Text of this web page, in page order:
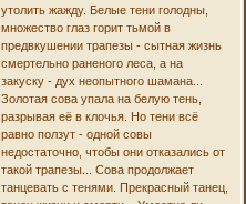
утолить жажду. Белые тени голодны,
множество глаз горит тьмой в
предвкушении трапезы - сытная жизнь
смертельно раненого леса, а на
закуску - дух неопытного шамана...
Золотая сова упала на белую тень,
разрывая её в клочья. Но тени всё
равно ползут - одной совы
недостаточно, чтобы они отказались от
такой трапезы... Сова продолжает
танцевать с тенями. Прекрасный танец,